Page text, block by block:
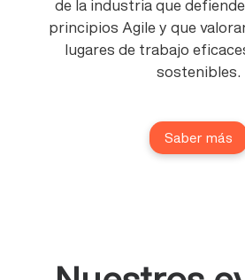
de la industria que
principios Agile y que
lugares de trabajo
sostenibles.
Saber más